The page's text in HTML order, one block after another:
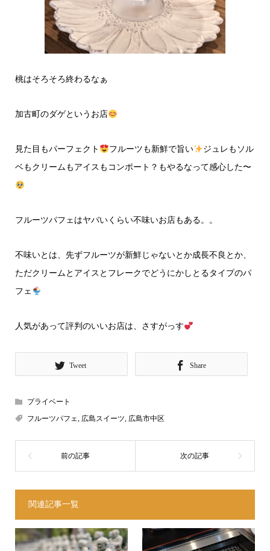
桃はそろそろ終わるなぁ
加古町のダゲというお店
見た目もパーフェクト フルーツも新鮮で旨い
ジュレもソル
ベもクリームもアイスもコンポート？もやるなって感心した〜
フルーツパフェはヤバいくらい不味いお店もある。。
不味いとは、先ずフルーツが新鮮じゃないとか成長不良とか、
ただクリームとアイスとフレークでどうにかしとるタイプのパ
フェ
人気があって評判のいいお店は、さすがっす
Tweet Share
プライベート
フルーツパフェ, 広島スイーツ, 広島市中区
関連記事一覧